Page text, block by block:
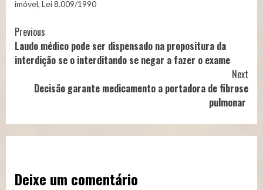
imóvel, Lei 8.009/1990
Continue
Reading
Previous
Laudo médico pode ser dispensado na propositura da
interdição se o interditando se negar a fazer o exame
Next
Decisão garante medicamento a portadora de fibrose
pulmonar
Deixe um comentário